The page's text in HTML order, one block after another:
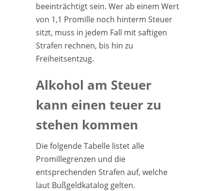
beeinträchtigt sein. Wer ab einem Wert
von 1,1 Promille noch hinterm Steuer
sitzt, muss in jedem Fall mit saftigen
Strafen rechnen, bis hin zu
Freiheitsentzug.
Alkohol am Steuer
kann einen teuer zu
stehen kommen
Die folgende Tabelle listet alle
Promillegrenzen und die
entsprechenden Strafen auf, welche
laut Bußgeldkatalog gelten.